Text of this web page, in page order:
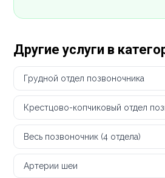
Другие услуги в
Грудной отдел позвоночника
Крестцово-копчиковый отдел
Весь позвоночник (4 отдела)
Артерии шеи